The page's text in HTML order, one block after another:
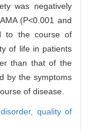
was negatively
(P<0.001 and
to the course of
of life in patients
than that of the
by the symptoms
of disease.
quality of